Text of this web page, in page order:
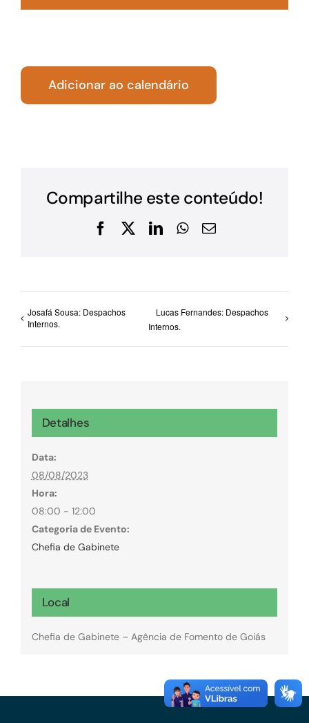
Adicionar ao calendário
Compartilhe este conteúdo!
Facebook
X LinkedInWhatsApp
E-
Josafá Sousa: Despachos
Internos.
Lucas Fernandes: Despachos
Internos.
Detalhes
Data:
08/08/2023
Hora:
08:00 - 12:00
Categoria de Evento:
Chefia de Gabinete
Local
Chefia de Gabinete – Agência de Fomento de Goiás